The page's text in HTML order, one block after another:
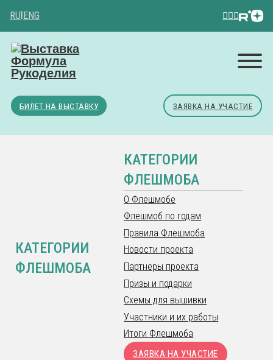
RU ENG
БИЛЕТ НА ВЫСТАВКУ ЗАЯВКА НА УЧАСТИЕ
КАТЕГОРИИ
ФЛЕШМОБА
КАТЕГОРИИ
ФЛЕШМОБА
О Флешмобе
Флешмоб по годам
Правила Флешмоба
Новости проекта
Партнеры проекта
Призы и подарки
Схемы для вышивки
Участники и их работы
Итоги Флешмоба
ЗАЯВКА НА УЧАСТИЕ